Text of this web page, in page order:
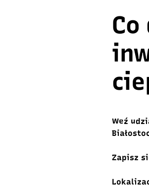
Weź
Zapisz